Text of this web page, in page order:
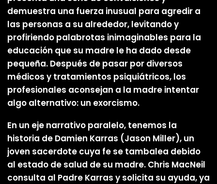
demuestra una fuerza inusual para agredir a
las personas a su alrededor, levitando y
profiriendo palabrotas inimaginables para la
educación que su madre le ha dado desde
pequeña. Después de pasar por diversos
médicos y tratamientos psiquiátricos, los
profesionales aconsejan a la madre intentar
algo alternativo: un exorcismo.
En un eje narrativo paralelo, tenemos la
historia de Damien Karras (Jason Miller), un
joven sacerdote cuya fe se tambalea debido
al estado de salud de su madre. Chris MacNeil
consulta al Padre Karras y solicita su ayuda, ya